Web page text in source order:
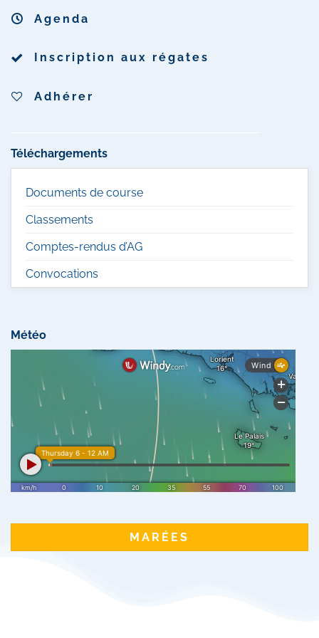
Agenda
Inscription aux régates
Adhérer
Téléchargements
Documents de course
Classements
Comptes-rendus d’AG
Convocations
Météo
MARÉES